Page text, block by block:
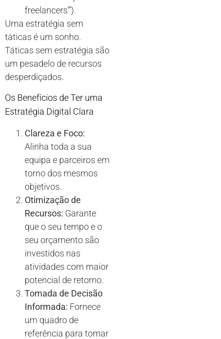
freelancers'”).
Uma estratégia sem
táticas é um sonho.
Táticas sem estratégia são
um pesadelo de recursos
desperdiçados.
Os Benefícios de Ter uma
Estratégia Digital Clara
Clareza e Foco:
Alinha toda a sua
equipa e parceiros em
torno dos mesmos
objetivos.
Otimização de
Recursos: Garante
que o seu tempo e o
seu orçamento são
investidos nas
atividades com maior
potencial de retorno.
Tomada de Decisão
Informada: Fornece
um quadro de
referência para tomar